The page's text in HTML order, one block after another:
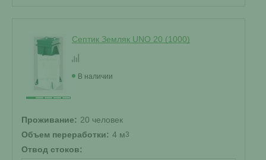
Септик Земляк UNO 20 (1000)
В наличии
Проживание: 20 человек
Объем переработки: 4 м3
Отвод стоков: